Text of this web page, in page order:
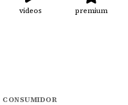
videos premium
CONSUMIDOR